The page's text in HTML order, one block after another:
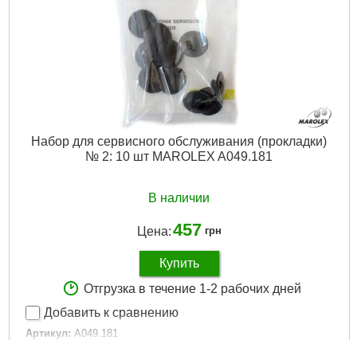
Набор для сервисного обслуживания (прокладки)
№ 2: 10 шт MAROLEX A049.181
В наличии
Цена:457 грн
Купить
Отгрузка в течение 1-2 рабочих дней
Добавить к сравнению
Артикул: A049.181